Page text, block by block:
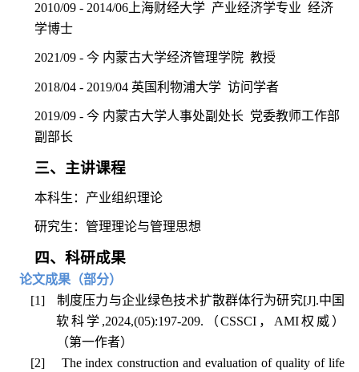
2010/09 - 2014/06上海财经大学 产业经济学专业 经济
学博士
2021/09 - 今 内蒙古大学经济管理学院 教授
2018/04 - 2019/04 英国利物浦大学 访问学者
2019/09 - 今 内蒙古大学人事处副处长 党委教师工作部
副部长
三、主讲课程
本科生：产业组织理论
研究生：管理理论与管理思想
四、科研成果
论文成果（部分）
[1]
制度压力与企业绿色技术扩散群体行为研究[J].中国
软科学 ,2024,(05):197-209. （CSSCI ， AMI权威）
（第一作者）
[2]
The index construction and evaluation of quality of life